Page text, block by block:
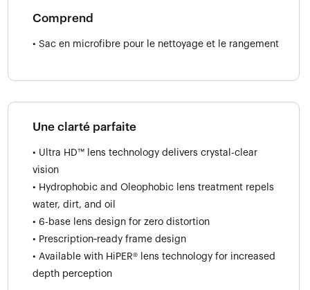
Comprend
• Sac en microfibre pour le nettoyage et le rangement
Une clarté parfaite
• Ultra HD™ lens technology delivers crystal-clear
vision
• Hydrophobic and Oleophobic lens treatment repels
water, dirt, and oil
• 6-base lens design for zero distortion
• Prescription‑ready frame design
• Available with HiPER® lens technology for increased
depth perception